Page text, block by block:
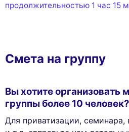
продолжительностью 1 час 15
Смета на группу
Вы хотите организовать
группы более 10 человек?
Для приватизации, семинара,